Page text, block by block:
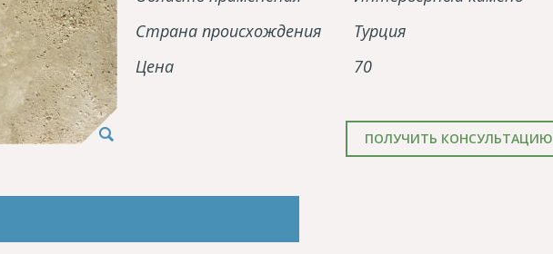
Страна происхождения
Турция
Цена
70
ПОЛУЧИТЬ КОНСУЛЬТАЦИЮ